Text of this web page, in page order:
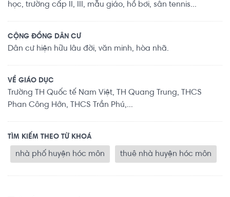
học, trường cấp II, III, mẫu giáo, hồ bơi, sân tennis...
CỘNG ĐỒNG DÂN CƯ
Dân cư hiện hữu lâu đời, văn minh, hòa nhã.
VỀ GIÁO DỤC
Trường TH Quốc tế Nam Việt, TH Quang Trung, THCS
Phan Công Hớn, THCS Trần Phú,...
TÌM KIẾM THEO TỪ KHOÁ
nhà phố huyện hóc môn thuê nhà huyện hóc môn